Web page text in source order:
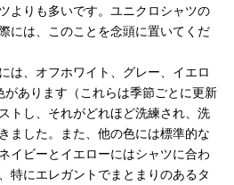
よりも多いです。ユニクロシャツの
には、このことを念頭に置いてくだ
は、オフホワイト、グレー、イエロ
あります（これらは季節ごとに更新
トし、それがどれほど洗練され、洗
ました。また、他の色には標準的な
イビーとイエローにはシャツに合わ
特にエレガントでまとまりのあるタ